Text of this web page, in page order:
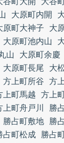
大原町内開
原町大神子
大
大原町池内山
山
大原町余慶
大原町長尾
大
方上町所谷
方
上町馬越
方上
上町舟戸川
勝
勝占町敷地
勝
占町松成
勝占